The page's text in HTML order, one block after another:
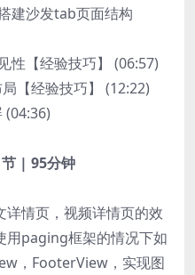
建沙发tab页面结构
性【经验技巧】 (06:57)
【经验技巧】 (12:22)
(04:36)
| 95分钟
情页，视频详情页的效
用paging框架的情况下如
，FooterView，实现图